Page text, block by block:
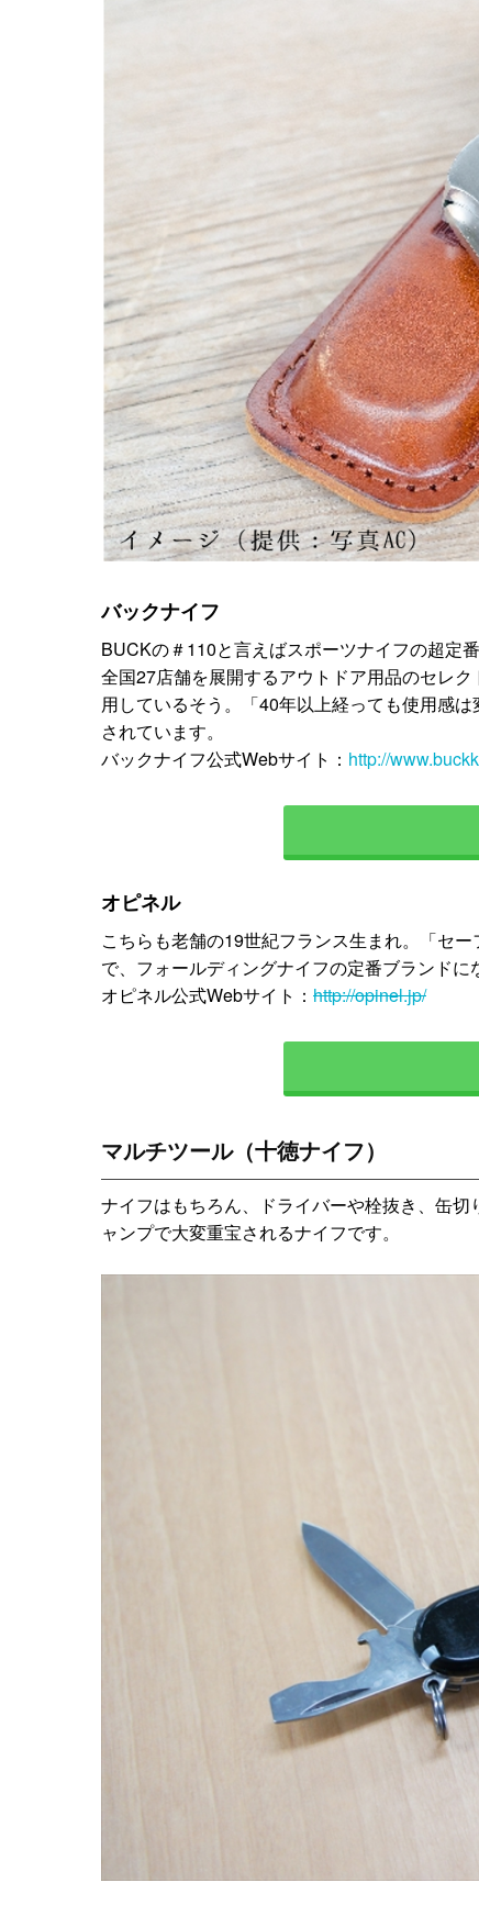
バックナイフ
BUCKの＃110と言えばスポーツナイフの超定
全国27店舗を展開するアウトドア用品のセレ
用しているそう。「40年以上経っても使用感は
されています。
バックナイフ公式Webサイト： http://
オピネル
こちらも老舗の19世紀フランス生まれ。「セ
で、フォールディングナイフの定番ブランドに
オピネル公式Webサイト： http://opinel.jp/
マルチツール（十徳ナイフ）
ナイフはもちろん、ドライバーや栓抜き、缶
ャンプで大変重宝されるナイフです。